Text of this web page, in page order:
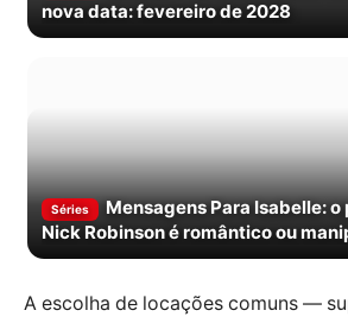
nova data: fevereiro de 2028
Séries
Mensagens Para Isabelle:
Nick Robinson é romântico ou
A escolha de locações comuns —